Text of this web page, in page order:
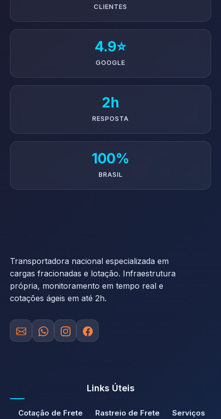
CLIENTES
4.9⭐
GOOGLE
2h
RESPOSTA
100%
BRASIL
Transportadora nacional especializada em
cargas fracionadas e lotação. Infraestrutura
própria, monitoramento em tempo real e
cotações ágeis em até 2h.
Links Úteis
Cotação de Frete Rastreio de Frete Serviços